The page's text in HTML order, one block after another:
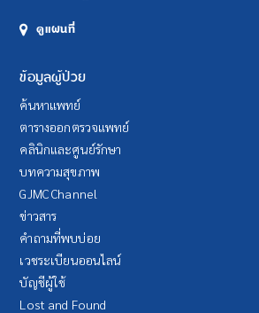
ดูแผนที่
ข้อมูลผู้ป่วย
ค้นหาแพทย์
ตารางออกตรวจแพทย์
คลินิกและศูนย์รักษา
บทความสุขภาพ
GJMC Channel
ข่าวสาร
คำถามที่พบบ่อย
เวชระเบียนออนไลน์
บัญชีผู้ใช้
Lost and Found